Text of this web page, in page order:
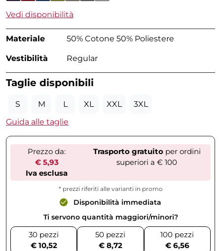
Vedi disponibilità
Materiale 50% Cotone 50% Poliestere
Vestibilità Regular
Taglie disponibili
S M L XL XXL
3XL
Guida alle taglie
Prezzo da:
€ 5,93
Iva esclusa
Trasporto gratuitoper ordini
superiori a € 100
* prezzi riferiti alle varianti in promo
Disponibilità immediata
Ti servono quantità maggiori/minori?
30 pezzi
€ 10,52
50 pezzi
€ 8,72
100 pezzi
€ 6,56